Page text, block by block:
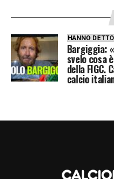
Internazionale
Verrà trasmessa
gratuito per tutti
Azzurro TV.
HANNO DETTO
Bargiggia:
svelo cosa
della FIGC.
calcio